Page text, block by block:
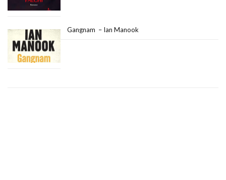
Gangnam – Ian Manook